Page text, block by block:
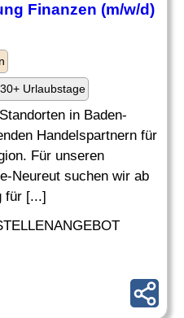
Finanzen (m/w/d)
30+ Urlaubstage
in Baden-
Handelspartnern für
Für unseren
Neureut suchen wir ab
für [...]